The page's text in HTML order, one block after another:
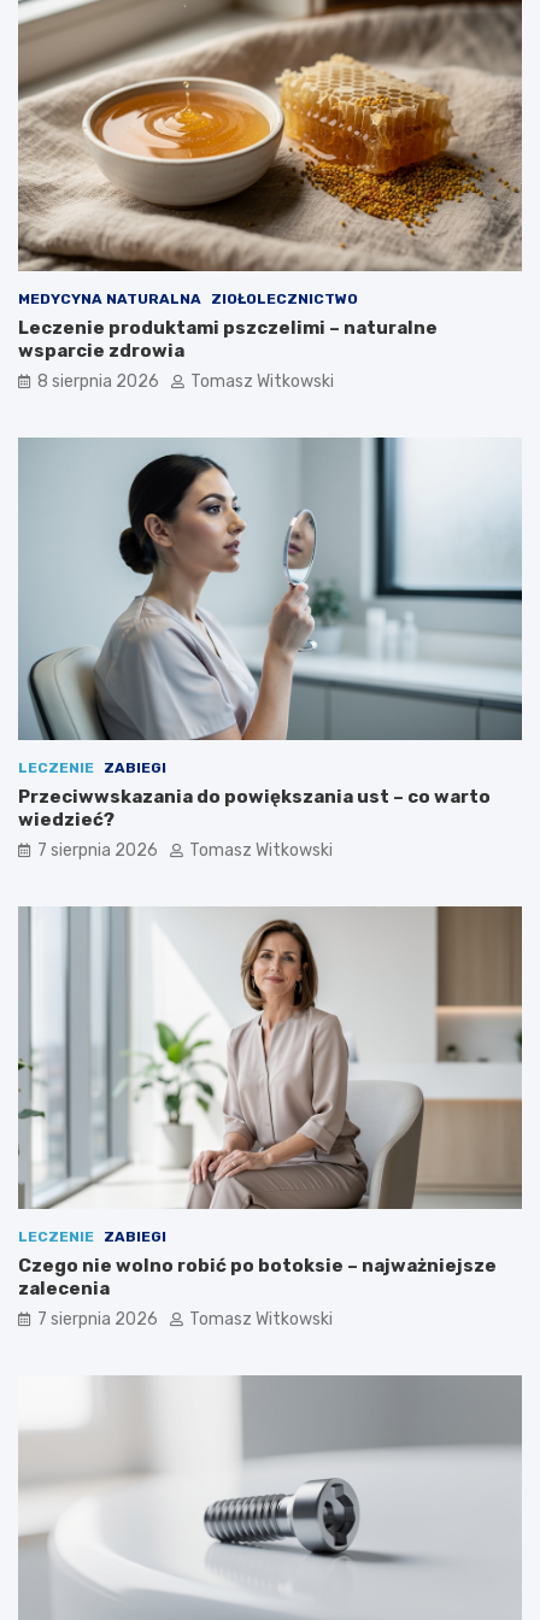
i
k
d
ł
u
g
o
m
o
ż
n
a
j
s
o
u
k
r
z
y
c
y
MEDYCYNA NATURALNA ZIOŁOLECZNICTWO
Leczenie produktami pszczelimi – naturalne
wsparcie zdrowia
8 sierpnia 2026 Tomasz Witkowski
LECZENIE ZABIEGI
Przeciwwskazania do powiększania ust – co warto
wiedzieć?
7 sierpnia 2026 Tomasz Witkowski
LECZENIE ZABIEGI
Czego nie wolno robić po botoksie – najważniejsze
zalecenia
7 sierpnia 2026 Tomasz Witkowski